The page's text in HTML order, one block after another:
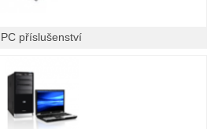
PC příslušenství